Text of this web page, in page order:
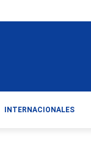
INTERNACIONALES